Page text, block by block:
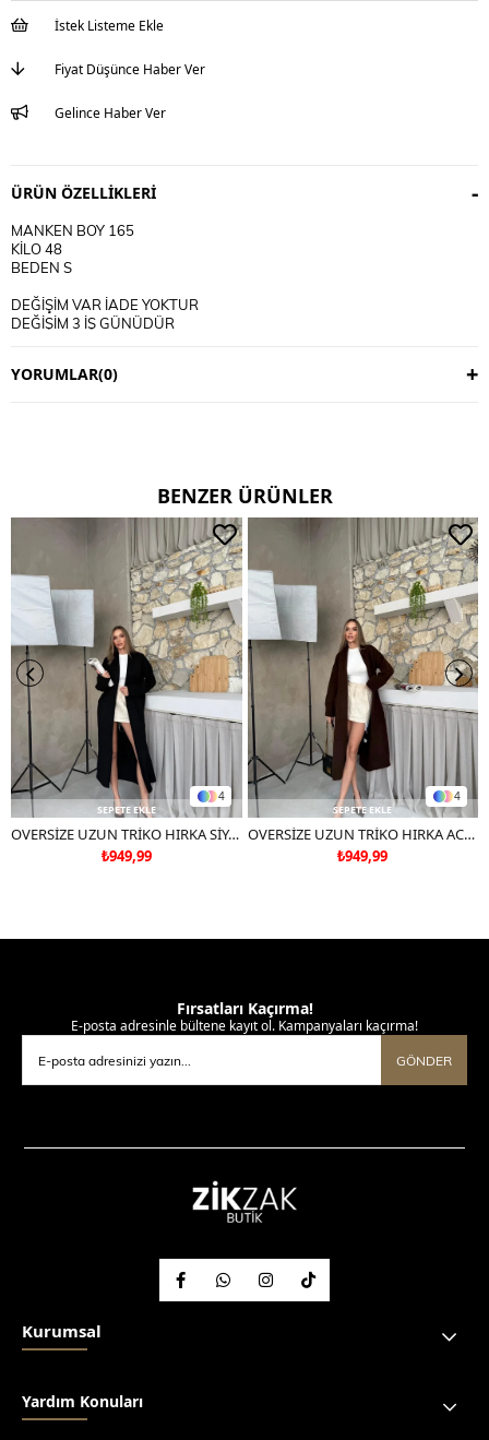
İstek Listeme Ekle
Fiyat Düşünce Haber Ver
Gelince Haber Ver
ÜRÜN ÖZELLIKLERI
MANKEN BOY 165
KİLO 48
BEDEN S
DEĞİŞİM VAR İADE YOKTUR
DEĞİŞİM 3 İŞ GÜNÜDÜR
YORUMLAR(0)
BENZER ÜRÜNLER
4
SEPETE EKLE
OVERSİZE UZUN TRİKO HIRKA SİYAH
₺949,99
4
SEPETE EKLE
OVERSİZE UZUN TRİKO HIRKA ACI KAHVE
₺949,99
Fırsatları Kaçırma!
E-posta adresinle bültene kayıt ol. Kampanyaları kaçırma!
GÖNDER
Kurumsal
Yardım Konuları